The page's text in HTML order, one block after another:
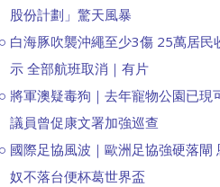
股份計劃」驚天風暴
白海豚吹襲沖繩至少3傷 25萬居民
示 全部航班取消｜有片
將軍澳疑毒狗｜去年寵物公園已現
議員曾促康文署加強巡查
國際足協風波｜歐洲足協強硬落閘
奴不落台便杯葛世界盃